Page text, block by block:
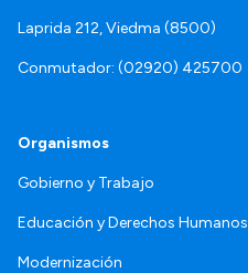
Laprida 212, Viedma (8500)
Conmutador: (02920) 425700
Organismos
Gobierno y Trabajo
Educación y Derechos Humanos
Modernización